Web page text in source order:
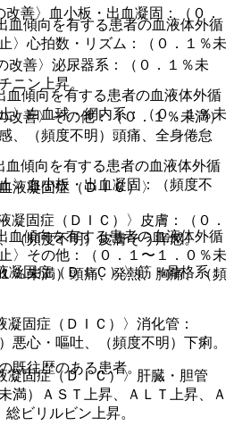
傾向を有する患者の血液体外循
〉心拍数・リズム：（０．１％未
傾向を有する患者の血液体外循
〉白血球・網内系：（０．１％未
傾向を有する患者の血液体外循
〉血小板・出血凝固：（頻度不
傾向を有する患者の血液体外循
〉その他：（０．１〜１．０％未
％未満）頭痛、発熱、胸痛、（頻
既往歴のある患者。
善〉血小板・出血凝固：（０．
善〉泌尿器系：（０．１％未
ニン上昇。
善〉その他：（０．１％未満）
、（頻度不明）頭痛、全身倦怠
凝固症（ＤＩＣ）〉
固症（ＤＩＣ）〉皮膚：（０．
（頻度不明）皮膚そう痒感。
固症（ＤＩＣ）〉筋・骨格系：
固症（ＤＩＣ）〉消化管：
悪心・嘔吐、（頻度不明）下痢。
固症（ＤＩＣ）〉肝臓・胆管
満）ＡＳＴ上昇、ＡＬＴ上昇、Ａ
ビリルビン上昇。